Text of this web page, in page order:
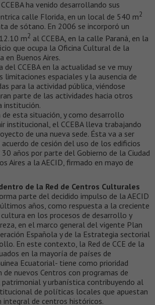
ha venido desarrollando sus
calle Florida, en un local de 540 m2
de sótano. En 2006 se incorporó un
m2 al CCEBA, en la calle Paraná, en la
que ocupa la Oficina Cultural de la
en Buenos Aires.
del CCEBA en la actualidad se ve muy
limitaciones espaciales y la ausencia de
para la actividad pública, viéndose
parte de las actividades hacia otros
institución.
de esta situación, y como desarrollo
institucional, el CCEBA lleva trabajando
de una nueva sede. Ésta va a ser
de cesión del uso de los edificios
años por parte del Gobierno de la Ciudad
Aires a la AECID, firmado en mayo de
de la Red de Centros Culturales
parte del decidido impulso de la AECID
años, como respuesta a la creciente
en los procesos de desarrollo y
en el marco general del vigente Plan
Española y de la Estrategia sectorial
En este contexto, la Red de CCE de la
en la mayoría de países de
Ecuatorial- tiene como prioridad
de nuevos Centros con programas de
patrimonial y urbanística contribuyendo al
de políticas locales que apuestan
de centros históricos.